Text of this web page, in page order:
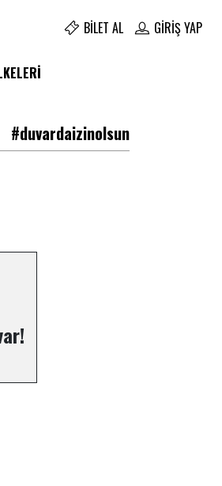
BILET AL GIRIŞ YAP
#duvardaizinolsun